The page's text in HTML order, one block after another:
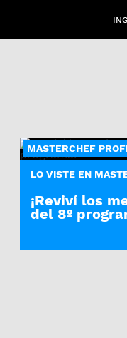
MASTERCHEF
LO VISTE EN
¡Reviví los
del 8º